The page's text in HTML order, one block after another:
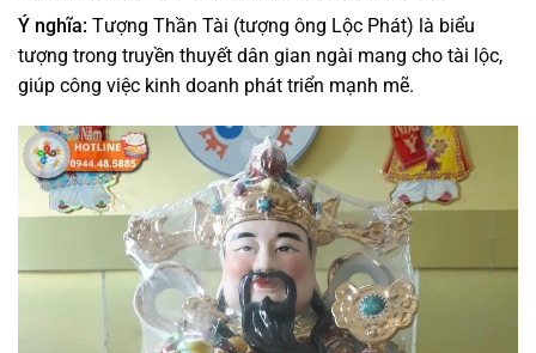
Ý nghĩa: Tượng Thần Tài (tượng ông Lộc Phát) là biểu
tượng trong truyền thuyết dân gian ngài mang cho tài lộc,
giúp công việc kinh doanh phát triển mạnh mẽ.